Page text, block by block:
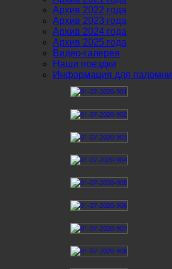
Архив 2022 года
Архив 2023 года
Архив 2024 года
Архив 2025 года
Видео-галерея
Наши поездки
Информация для